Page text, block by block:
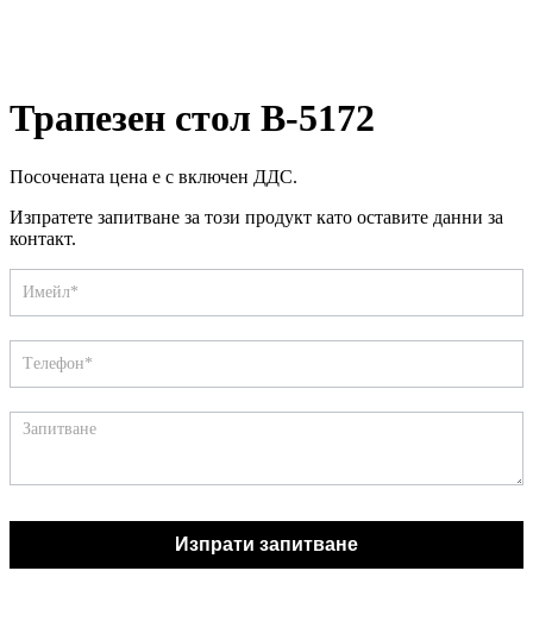
Трапезен стол B-5172
Посочената цена е с включен ДДС.
Изпратете запитване за този продукт като оставите данни за
контакт.
Изпрати запитване
you
are
human,
leave
this
field
blank.